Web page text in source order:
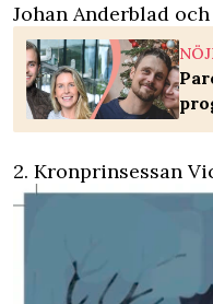
Johan Anderblad
2. Kronprinsessan